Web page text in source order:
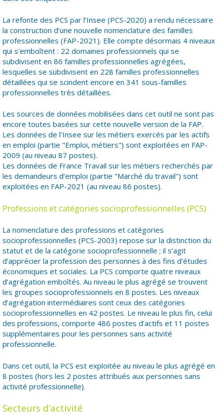
La refonte des PCS par l’Insee (PCS-2020) a rendu nécessaire
la construction d’une nouvelle nomenclature des familles
professionnelles (FAP-2021). Elle compte désormais 4 niveaux
qui s’emboîtent : 22 domaines professionnels qui se
subdivisent en 86 familles professionnelles agrégées,
lesquelles se subdivisent en 228 familles professionnelles
détaillées qui se scindent encore en 341 sous-familles
professionnelles très détaillées.
Les sources de données mobilisées dans cet outil ne sont pas
encore toutes basées sur cette nouvelle version de la FAP.
Les données de l’Insee sur les métiers exercés par les actifs
en emploi (partie "Emploi, métiers") sont exploitées en FAP-
2009 (au niveau 87 postes).
Les données de France Travail sur les métiers recherchés par
les demandeurs d’emploi (partie "Marché du travail") sont
exploitées en FAP-2021 (au niveau 86 postes).
Professions et catégories socioprofessionnelles (PCS)
La nomenclature des professions et catégories
socioprofessionnelles (PCS-2003) repose sur la distinction du
statut et de la catégorie socioprofessionnelle ; il s’agit
d’apprécier la profession des personnes à des fins d’études
économiques et sociales. La PCS comporte quatre niveaux
d’agrégation emboîtés. Au niveau le plus agrégé se trouvent
les groupes socioprofessionnels en 8 postes. Les niveaux
d’agrégation intermédiaires sont ceux des catégories
socioprofessionnelles en 42 postes. Le niveau le plus fin, celui
des professions, comporte 486 postes d’actifs et 11 postes
supplémentaires pour les personnes sans activité
professionnelle.
Dans cet outil, la PCS est exploitée au niveau le plus agrégé en
8 postes (hors les 2 postes attribués aux personnes sans
activité professionnelle).
Secteurs d’activité